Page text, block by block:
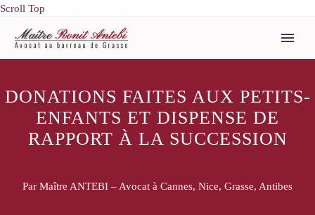
Scroll Top
DONATIONS FAITES AUX PETITS-
ENFANTS ET DISPENSE DE
RAPPORT À LA SUCCESSION
Par Maître ANTEBI – Avocat à Cannes, Nice, Grasse, Antibes